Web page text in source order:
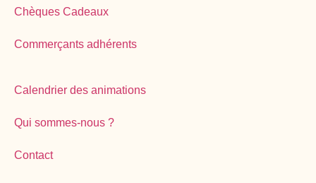
Chèques Cadeaux
Commerçants adhérents
Calendrier des animations
Qui sommes-nous ?
Contact